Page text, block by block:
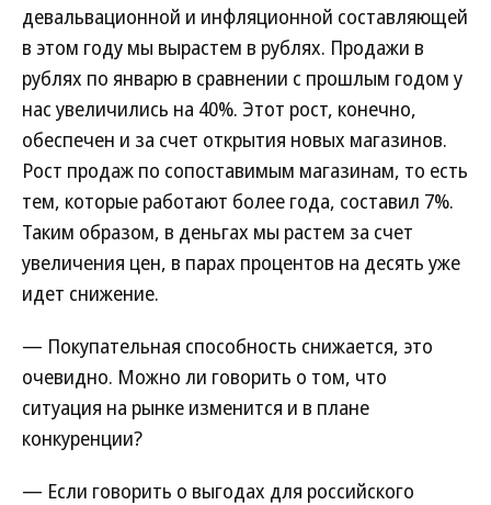
девальвационной и инфляционной составляющей
в этом году мы вырастем в рублях. Продажи в
рублях по январю в сравнении с прошлым годом у
нас увеличились на 40%. Этот рост, конечно,
обеспечен и за счет открытия новых магазинов.
Рост продаж по сопоставимым магазинам, то есть
тем, которые работают более года, составил 7%.
Таким образом, в деньгах мы растем за счет
увеличения цен, в парах процентов на десять уже
идет снижение.
— Покупательная способность снижается, это
очевидно. Можно ли говорить о том, что
ситуация на рынке изменится и в плане
конкуренции?
— Если говорить о выгодах для российского